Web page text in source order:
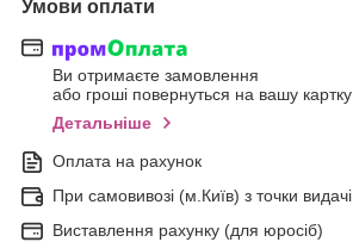
Умови оплати
Ви отримаєте замовлення
або гроші повернуться на вашу картку
Детальніше
Оплата на рахунок
При самовивозі (м.Київ) з точки видачі
Виставлення рахунку (для юросіб)